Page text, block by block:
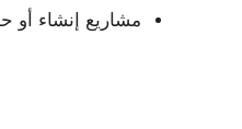
مشاريع إنشاء أو